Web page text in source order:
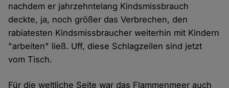
nachdem er jahrzehntelang Kindsmissbrauch
deckte, ja, noch größer das Verbrechen, den
rabiatesten Kindsmissbraucher weiterhin mit Kindern
"arbeiten" ließ. Uff, diese Schlagzeilen sind jetzt
vom Tisch.
Für die weltliche Seite war das Flammenmeer auch